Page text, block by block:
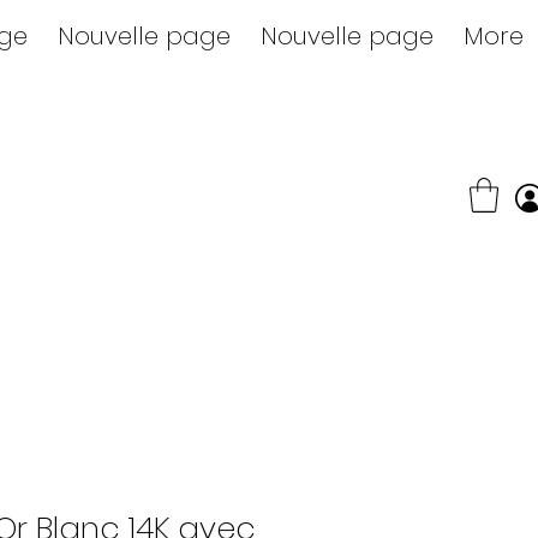
Nouvelle page Nouvelle page More
Blanc 14K avec